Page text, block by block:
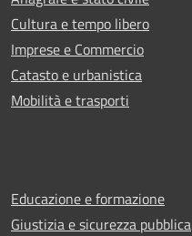
Cultura e tempo libero
Imprese e Commercio
Catasto e urbanistica
Mobilità e trasporti
Educazione e formazione
Giustizia e sicurezza pubblica